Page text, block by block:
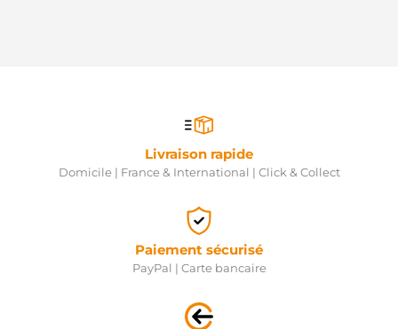
Livraison rapide
Domicile | France & International | Click & Collect
Paiement sécurisé
PayPal | Carte bancaire